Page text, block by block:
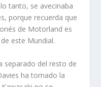
tanto, se avecinaba
porque recuerda que
de Motorland es
este Mundial.
separado del resto de
ha tomado la